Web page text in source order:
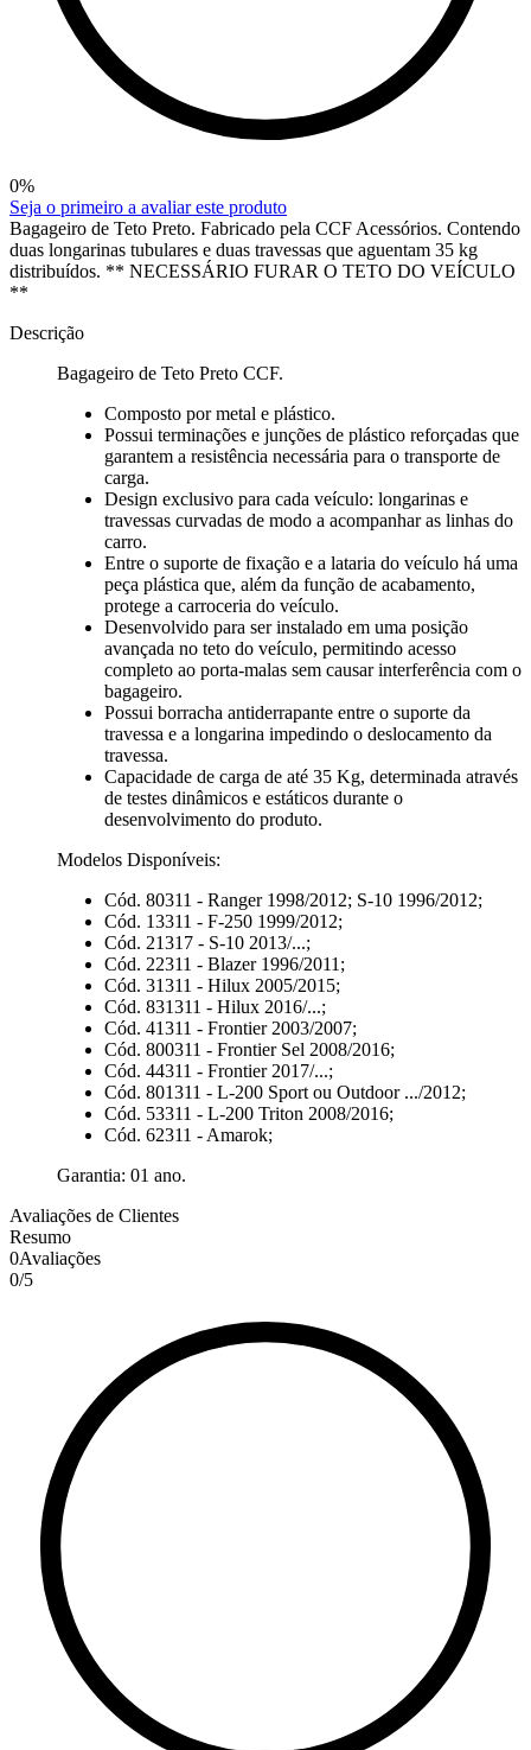
0%
Seja o primeiro a avaliar este produto
Bagageiro de Teto Preto. Fabricado pela CCF Acessórios. Contendo
duas longarinas tubulares e duas travessas que aguentam 35 kg
distribuídos. ** NECESSÁRIO FURAR O TETO DO VEÍCULO
**
Descrição
Bagageiro de Teto Preto CCF.
Composto por metal e plástico.
Possui terminações e junções de plástico reforçadas que
garantem a resistência necessária para o transporte de
carga.
Design exclusivo para cada veículo: longarinas e
travessas curvadas de modo a acompanhar as linhas do
carro.
Entre o suporte de fixação e a lataria do veículo há uma
peça plástica que, além da função de acabamento,
protege a carroceria do veículo.
Desenvolvido para ser instalado em uma posição
avançada no teto do veículo, permitindo acesso
completo ao porta-malas sem causar interferência com o
bagageiro.
Possui borracha antiderrapante entre o suporte da
travessa e a longarina impedindo o deslocamento da
travessa.
Capacidade de carga de até 35 Kg, determinada através
de testes dinâmicos e estáticos durante o
desenvolvimento do produto.
Modelos Disponíveis:
Cód. 80311 - Ranger 1998/2012; S-10 1996/2012;
Cód. 13311 - F-250 1999/2012;
Cód. 21317 - S-10 2013/...;
Cód. 22311 - Blazer 1996/2011;
Cód. 31311 - Hilux 2005/2015;
Cód. 831311 - Hilux 2016/...;
Cód. 41311 - Frontier 2003/2007;
Cód. 800311 - Frontier Sel 2008/2016;
Cód. 44311 - Frontier 2017/...;
Cód. 801311 - L-200 Sport ou Outdoor .../2012;
Cód. 53311 - L-200 Triton 2008/2016;
Cód. 62311 - Amarok;
Garantia: 01 ano.
Avaliações de Clientes
Resumo
0Avaliações
0/5